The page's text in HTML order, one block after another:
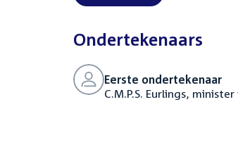
Ondertekenaars
Eerste ondertekenaar
C.M.P.S. Eurlings,